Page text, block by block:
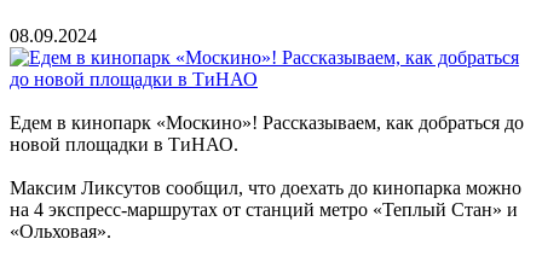
08.09.2024
Едем в кинопарк «Москино»! Рассказываем, как добраться до
новой площадки в ТиНАО.
Максим Ликсутов сообщил, что доехать до кинопарка можно
на 4 экспресс-маршрутах от станций метро «Теплый Стан» и
«Ольховая».